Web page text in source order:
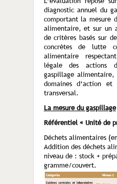
diagnostic annuel du
comportant la mesure
alimentaire, et sur un
de critères basés sur
concrètes de lutte
alimentaire
légale des actions
gaspillage
domaines d’action et
transversal.
La mesure du gaspillage
Référentiel « Unité de
Déchets alimentaires
Addition des déchets
niveau de : stock +
gramme/couvert.